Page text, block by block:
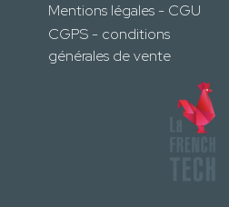
Mentions légales - CGU
CGPS - conditions
générales de vente